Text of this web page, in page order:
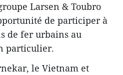
Larsen & Toubro
de participer à
de fer urbains au
particulier.
le Vietnam et